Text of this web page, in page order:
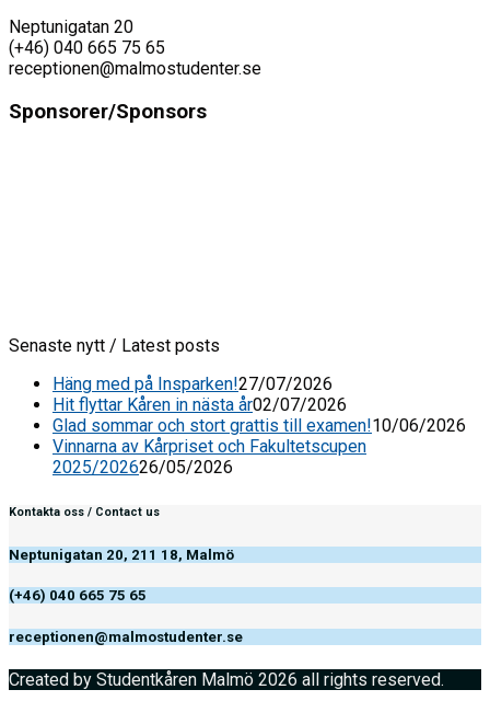
Neptunigatan 20
(+46) 040 665 75 65
receptionen@malmostudenter.se
Sponsorer/Sponsors
Senaste nytt / Latest posts
Häng med på Insparken!27/07/2026
Hit flyttar Kåren in nästa år02/07/2026
Glad sommar och stort grattis till examen!10/06/2026
Vinnarna av Kårpriset och Fakultetscupen
2025/202626/05/2026
Kontakta oss / Contact us
Neptunigatan 20, 211 18, Malmö
(+46) 040 665 75 65
receptionen@malmostudenter.se
Created by Studentkåren Malmö 2026 all rights reserved.